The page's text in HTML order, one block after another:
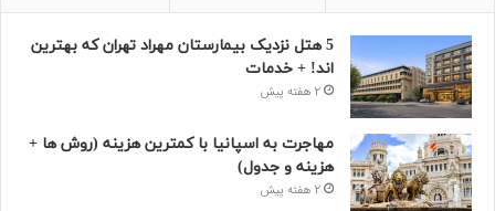
5 هتل نزدیک بیمارستان مهراد تهران که بهترین‌
اند! + خدمات
2 هفته پیش
مهاجرت به اسپانیا با کمترین هزینه (روش ها +
هزینه و جدول)
2 هفته پیش